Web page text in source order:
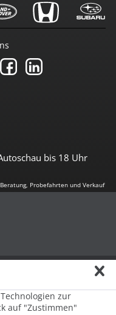
bis 18 Uhr
Probefahrten und Verkauf
zur
auf "Zustimmen"